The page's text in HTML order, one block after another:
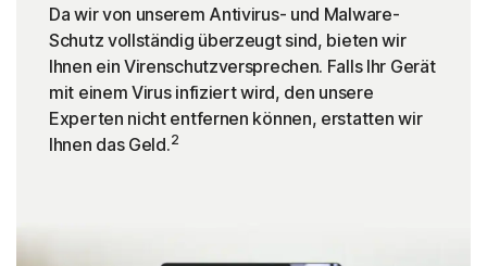
Da wir von unserem Antivirus- und Malware-
Schutz vollständig überzeugt sind, bieten wir
Ihnen ein Virenschutzversprechen. Falls Ihr Gerät
mit einem Virus infiziert wird, den unsere
Experten nicht entfernen können, erstatten wir
Ihnen das Geld.2